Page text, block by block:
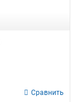
Сравнить